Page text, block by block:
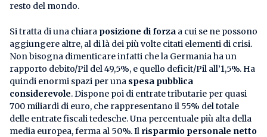
resto del mondo.
Si tratta di una chiara posizione di forza a cui se ne possono
aggiungere altre, al di là dei più volte citati elementi di crisi.
Non bisogna dimenticare infatti che la Germania ha un
rapporto debito/Pil del 49,5%, e quello deficit/Pil all’1,5%. Ha
quindi enormi spazi per una spesa pubblica
considerevole. Dispone poi di entrate tributarie per quasi
700 miliardi di euro, che rappresentano il 55% del totale
delle entrate fiscali tedesche. Una percentuale più alta della
media europea, ferma al 50%. Il risparmio personale netto